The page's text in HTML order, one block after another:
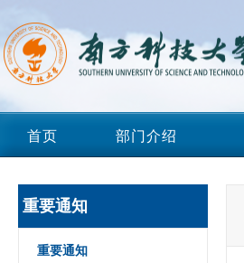
首页 部门介绍
重要通知
重要通知